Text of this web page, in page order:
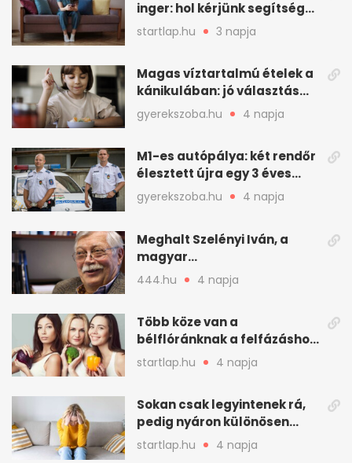
inger: hol kérjünk segítséget
felfázás esetén?
startlap.hu 3 napja
Magas víztartalmú ételek a
kánikulában: jó választás
gyerekeknek
gyerekszoba.hu 4 napja
M1-es autópálya: két rendőr
élesztett újra egy 3 éves
kisfiút
gyerekszoba.hu 4 napja
Meghalt Szelényi Iván, a
magyar
társadalomtudomány
meghatározó alakja
444.hu 4 napja
Több köze van a
bélflóránknak a felfázáshoz,
mint hinnénk – Így védhetjük
nyáron a húgyutakat (x)
startlap.hu 4 napja
Sokan csak legyintenek rá,
pedig nyáron különösen
gyakran jelentkezik ez a
kellemetlen betegség
startlap.hu 4 napja